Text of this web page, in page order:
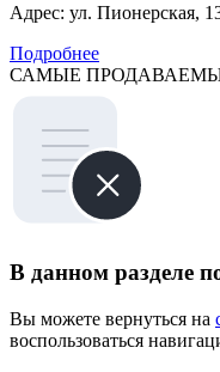
Адрес: ул. Пионерская,
Подробнее
САМЫЕ
В данном разделе
Вы можете вернуться на
воспользоваться